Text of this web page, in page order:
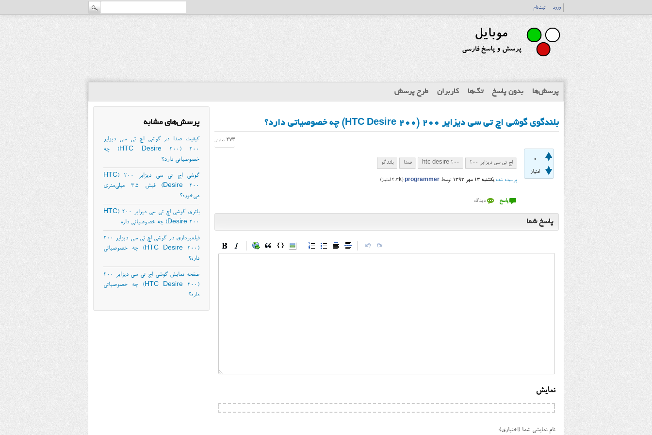
ورود ثبت‌نام
پرسش‌ها بدون پاسخ تگ‌ها کاربران طرح پرسش
پرسش‌های مشابه
کیفیت صدا در گوشی اچ تی سی دیزایر
۲۰۰ (HTC Desire 200) چه
خصوصیاتی دارد؟
گوشی اچ تی سی دیزایر ۲۰۰ (HTC
Desire 200) فیش ۳.۵ میلی‌متری
می‌خوره؟
باتری گوشی اچ تی سی دیزایر ۲۰۰ (HTC
Desire 200) چه خصوصیاتی داره
فیلمبرداری در گوشی اچ تی سی دیزایر ۲۰۰
(HTC Desire 200) چه خصوصیاتی
داره؟
صفحه نمایش گوشی اچ تی سی دیزایر ۲۰۰
(HTC Desire 200) چه خصوصیاتی
داره؟
بلندگوی گوشی اچ تی سی دیزایر ۲۰۰ (HTC Desire 200) چه خصوصیاتی دارد؟
0
امتیاز
273 نمایش
اچ تی سی دیزایر ۲۰۰ htc desire 200 صدا بلندگو
پرسیده شده یکشنبه ۱۳ مهر ۱۳۹۳ توسط programmer
(
4.3k امتیاز)
پاسخ شما
نمایش
نام نمایشی شما (اختیاری):